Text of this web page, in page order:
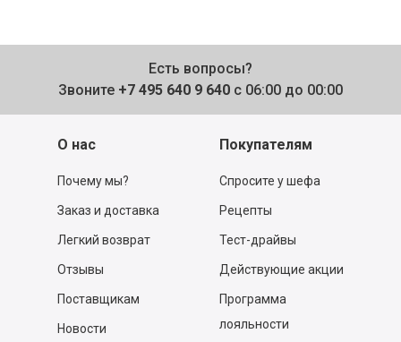
Есть вопросы?
Звоните +7 495 640 9 640 с 06:00 до 00:00
О нас
Почему мы?
Заказ и доставка
Легкий возврат
Отзывы
Поставщикам
Новости
Покупателям
Спросите у шефа
Рецепты
Тест-драйвы
Действующие акции
Программа
лояльности